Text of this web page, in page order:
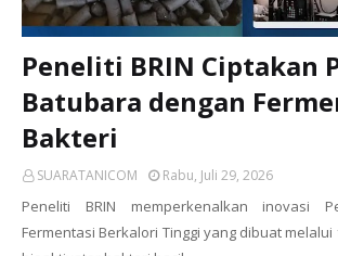
Peneliti BRIN Ciptakan
Batubara dengan
Bakteri
SUARATANICOM Rabu, Juli 29, 2026
Peneliti BRIN memperkenalkan inovasi
Fermentasi Berkalori Tinggi yang dibuat